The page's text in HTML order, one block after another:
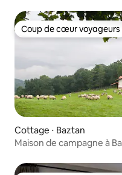
Coup de cœur voyageurs
Coup de cœur voyageurs
Cottage ⋅ Baztan
Maison de campagne à